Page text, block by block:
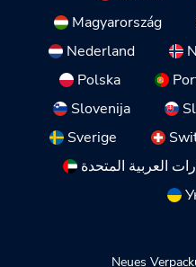
Magyarország
Nederland
Polska
Slovenija
Sverige
العربية المتحدة
Neues